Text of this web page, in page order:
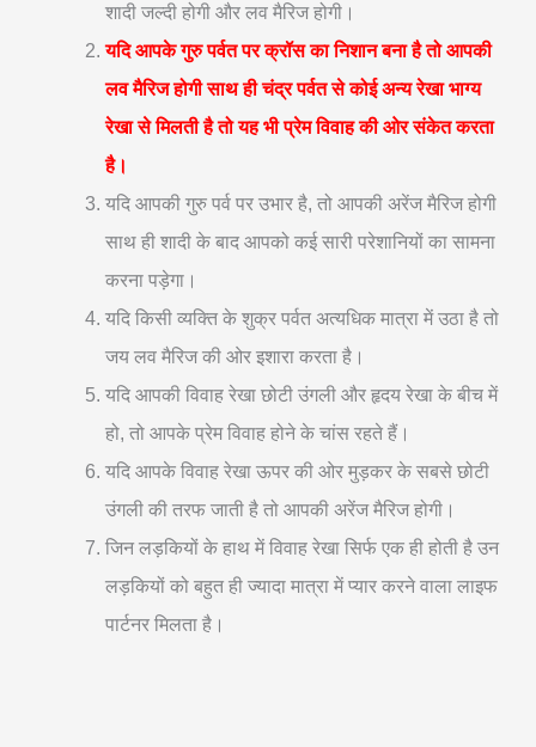
शादी जल्दी होगी और लव मैरिज होगी।
यदि आपके गुरु पर्वत पर क्रॉस का निशान बना है तो आपकी
लव मैरिज होगी साथ ही चंद्र पर्वत से कोई अन्य रेखा भाग्य
रेखा से मिलती है तो यह भी प्रेम विवाह की ओर संकेत करता
है।
यदि आपकी गुरु पर्व पर उभार है, तो आपकी अरेंज मैरिज होगी
साथ ही शादी के बाद आपको कई सारी परेशानियों का सामना
करना पड़ेगा।
यदि किसी व्यक्ति के शुक्र पर्वत अत्यधिक मात्रा में उठा है तो
जय लव मैरिज की ओर इशारा करता है।
यदि आपकी विवाह रेखा छोटी उंगली और हृदय रेखा के बीच में
हो, तो आपके प्रेम विवाह होने के चांस रहते हैं।
यदि आपके विवाह रेखा ऊपर की ओर मुड़कर के सबसे छोटी
उंगली की तरफ जाती है तो आपकी अरेंज मैरिज होगी।
जिन लड़कियों के हाथ में विवाह रेखा सिर्फ एक ही होती है उन
लड़कियों को बहुत ही ज्यादा मात्रा में प्यार करने वाला लाइफ
पार्टनर मिलता है।